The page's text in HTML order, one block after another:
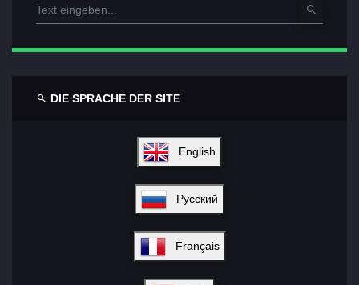
DIE SPRACHE DER SITE
English
Русский
Français